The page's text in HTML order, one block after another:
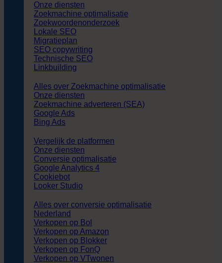
Onze diensten
Zoekmachine optimalisatie
Zoekwoordenonderzoek
Lokale SEO
Migratieplan
SEO copywriting
Technische SEO
Linkbuilding
Alles over Zoekmachine optimalisatie
Onze diensten
Zoekmachine adverteren (SEA)
Google Ads
Bing Ads
Vergelijk de platformen
Onze diensten
Conversie optimalisatie
Google Analytics 4
Cookiebot
Looker Studio
Alles over conversie optimalisatie
Nederland
Verkopen op Bol
Verkopen op Amazon
Verkopen op Blokker
Verkopen op FonQ
Verkopen op VTwonen